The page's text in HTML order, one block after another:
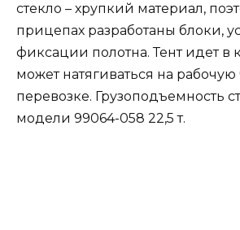
стекло – хрупкий материал,
прицепах разработаны блоки,
фиксации полотна. Тент идет в
может натягиваться на
перевозке. Грузоподъемность
модели 99064-058 22,5 т.